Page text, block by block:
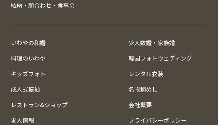
結納・顔合わせ・食事会
いわやの和婚
少人数婚・家族婚
料理のいわや
韓国フォトウェディング
キッズフォト
レンタル衣装
成人式振袖
名物鯛めし
レストラン&ショップ
会社概要
求人情報
プライバシーポリシー